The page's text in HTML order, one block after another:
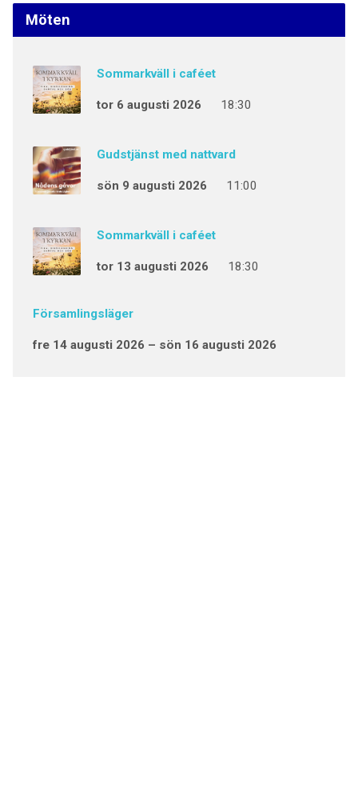
Möten
Sommarkväll i caféet
tor 6 augusti 2026 18:30
Gudstjänst med nattvard
sön 9 augusti 2026 11:00
Sommarkväll i caféet
tor 13 augusti 2026 18:30
Församlingsläger
fre 14 augusti 2026 – sön 16 augusti 2026